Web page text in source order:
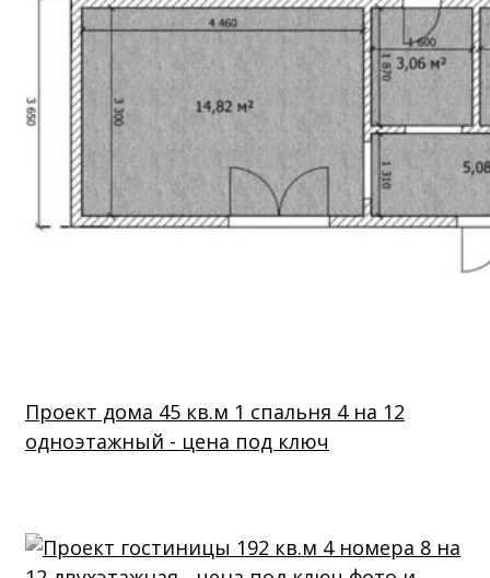
Проект дома 45 кв.м 1 спальня 4 на 12
одноэтажный - цена под ключ